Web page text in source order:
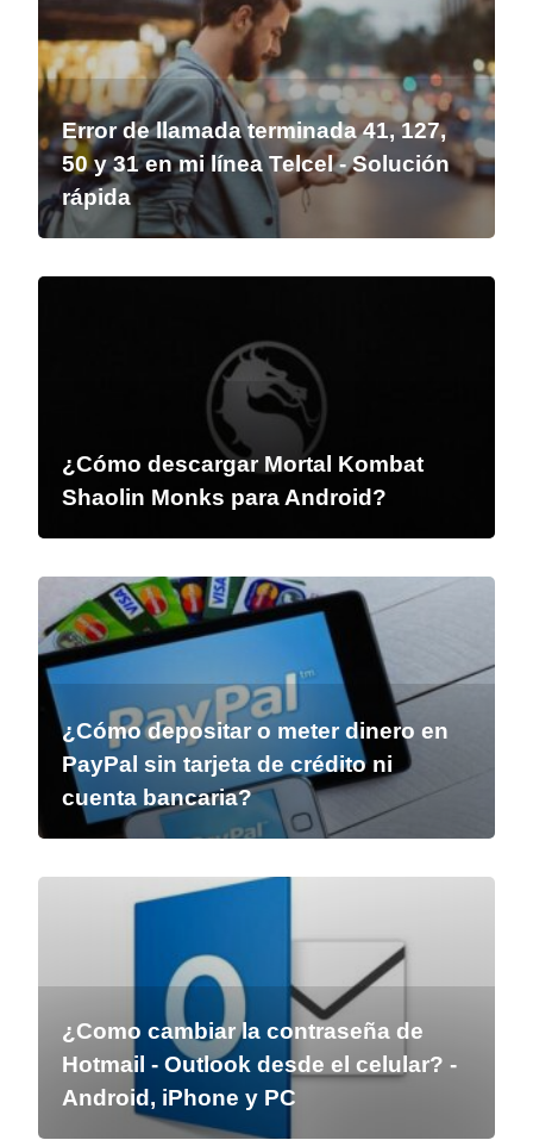
Error de llamada terminada 41, 127,
50 y 31 en mi línea Telcel - Solución
rápida
¿Cómo descargar Mortal Kombat
Shaolin Monks para Android?
¿Cómo depositar o meter dinero en
PayPal sin tarjeta de crédito ni
cuenta bancaria?
¿Como cambiar la contraseña de
Hotmail - Outlook desde el celular? -
Android, iPhone y PC